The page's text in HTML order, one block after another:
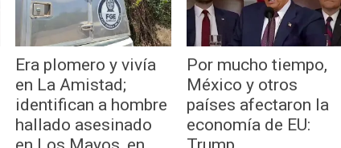
Era plomero y vivía
en La Amistad;
identifican a hombre
hallado asesinado
Por mucho tiempo,
México y otros
países afectaron la
economía de EU: